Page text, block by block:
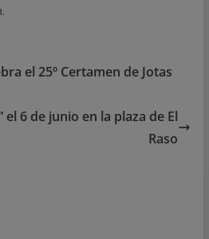
el 25º Certamen de Jotas
el 6 de junio en la plaza de El
Raso